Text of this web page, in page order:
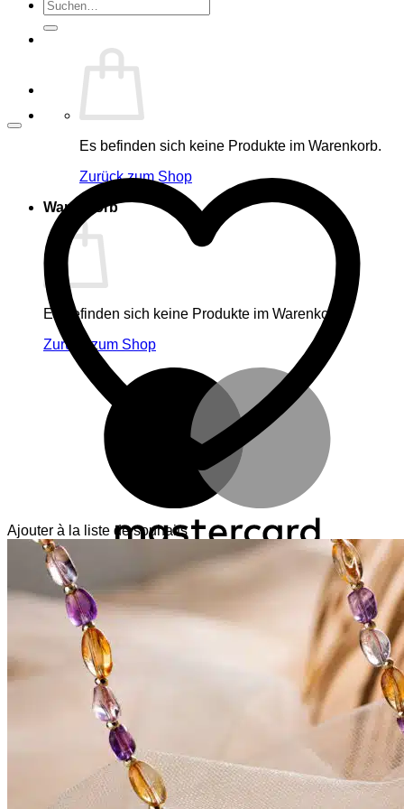
Suche
nach:
Es befinden sich keine Produkte im Warenkorb.
Zurück zum Shop
Warenkorb
Es befinden sich keine Produkte im Warenkorb.
Zurück zum Shop
Ajouter à la liste de souhaits